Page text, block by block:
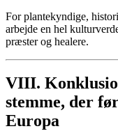
For plantekyndige,
arbejde en hel
præster og healere.
VIII.
stemme, der
Europa